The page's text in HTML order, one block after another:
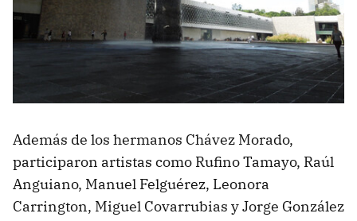
Además de los hermanos Chávez Morado,
participaron artistas como Rufino Tamayo, Raúl
Anguiano, Manuel Felguérez, Leonora
Carrington, Miguel Covarrubias y Jorge González